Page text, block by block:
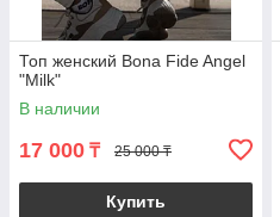
Топ женский Bona Fide Angel
"Milk"
В наличии
17 000 ₸ 25 000 ₸
Купить